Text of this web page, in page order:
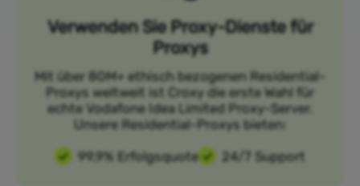
Verwenden Sie Proxy-Dienste für
Proxys
Mit über 80M+ ethisch bezogenen Residential-
Proxys weltweit ist Croxy die erste Wahl für
echte Vodafone Idea Limited Proxy-Server.
Unsere Residential-Proxys bieten:
99,9% Erfolgsquote
24/7 Support